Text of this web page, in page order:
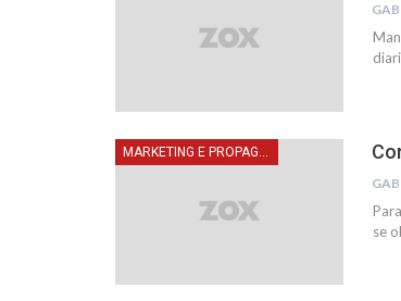
MARKETING E PROPAGANDA
se